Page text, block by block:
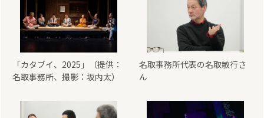
「カタブイ、2025」（提供：
名取事務所、撮影：坂内太）
名取事務所代表の名取敏行さ
ん